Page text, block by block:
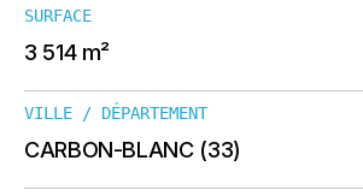
SURFACE
3 514 m²
VILLE / DÉPARTEMENT
CARBON-BLANC (33)